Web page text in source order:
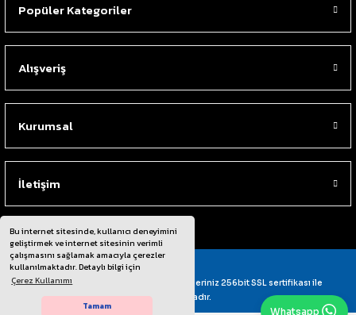
Bu internet sitesinde, kullanıcı deneyimini
geliştirmek ve internet sitesinin verimli
çalışmasını sağlamak amacıyla çerezler
kullanılmaktadır. Detaylı bilgi için
Çerez Kullanımı
Tamam
Popüler Kategoriler
Alışveriş
Kurumsal
İletişim
© Tüm Hakları Saklıdır. Kredi kartı bilgileriniz 256bit SSL sertifikası ile
korunmaktadır.
Whatsapp